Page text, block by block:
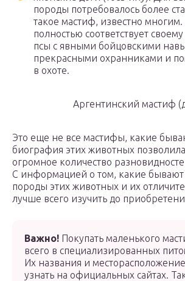
породы потребовалось более
такое мастиф, известно многим.
полностью соответствует
псы с явными бойцовскими
прекрасными охранниками и
в охоте.
Аргентинский мастиф
Это еще не все мастифы, какие
биография этих животных
огромное количество
С информацией о том, какие
породы этих животных и их
лучше всего изучить до
Важно! Покупать маленького
всего в специализированных
Их названия и
узнать на официальных сайтах.